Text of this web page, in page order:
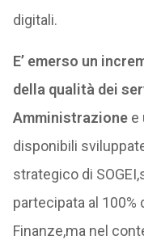
digitali.
E’ emerso un
della qualità dei
Amministrazionee
disponibili
strategico di
partecipata al 100%
Finanze,ma nel